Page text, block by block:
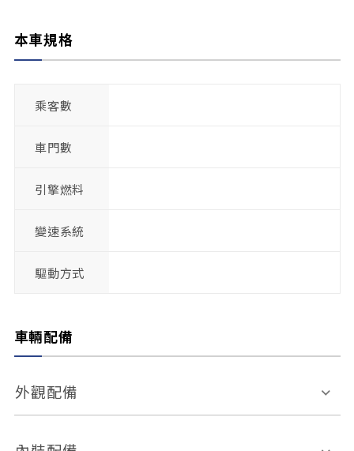
本車規格
乘客數
車門數
引擎燃料
變速系統
驅動方式
車輛配備
外觀配備
電動天窗